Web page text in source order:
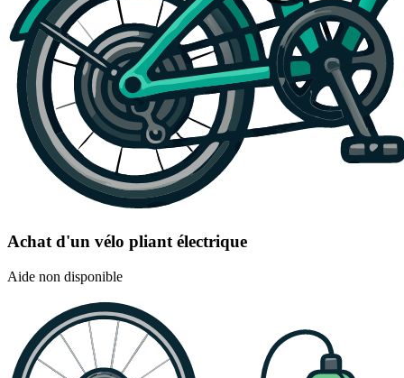
Achat d'un vélo pliant électrique
Aide non disponible